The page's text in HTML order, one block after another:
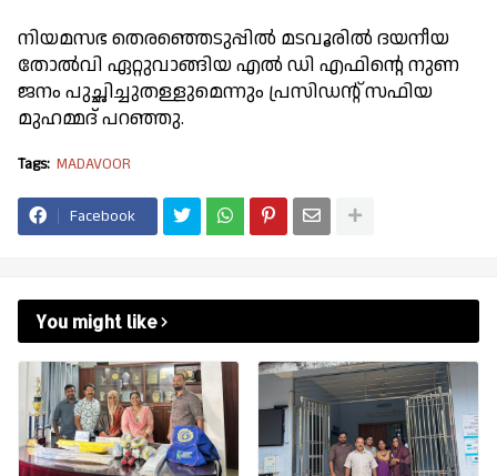
നിയമസഭ തെരഞ്ഞെടുപ്പിൽ മടവൂരിൽ ദയനീയ
തോൽവി ഏറ്റുവാങ്ങിയ എൽ ഡി എഫിന്റെ നുണ
ജനം പുച്ഛിച്ചുതള്ളുമെന്നും പ്രസിഡന്റ് സഫിയ
മുഹമ്മദ് പറഞ്ഞു.
Tags: MADAVOOR
Facebook
You might like